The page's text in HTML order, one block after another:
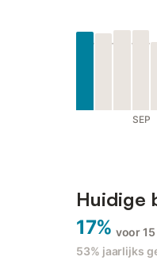
SEP
Huidige
17% voor
53% jaarlijks